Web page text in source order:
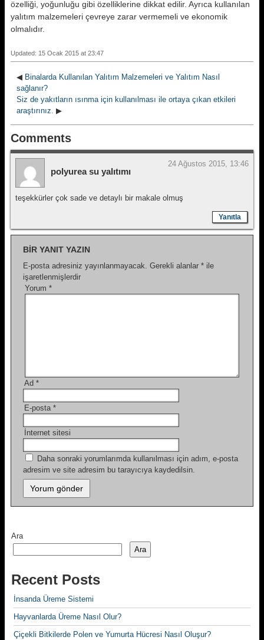
özelliği, yoğunluğu gibi özelliklerine dikkat edilir. Ayrıca kullanılan
yalıtım malzemeleri çevreye zarar vermemeli ve ekonomik
olmalıdır.
Updated: 15 Ocak 2015 at 23:47
◀ Binalarda Kullanılan Yalıtım Malzemeleri ve Yalıtım Nasıl
sağlanır?
Siz de yakıtların ısınma için kullanılması ile ortaya çıkan etkileri
araştırınız. ▶
Comments
polyurea su yalıtımı
24 Ağustos 2015, 13:46
teşekkürler çok sade ve detaylı bir makale olmuş
Yanıtla
BIR YANIT YAZIN
E-posta adresiniz yayınlanmayacak. Gerekli alanlar * ile
işaretlenmişlerdir
Yorum *
Ad *
E-posta *
İnternet sitesi
Daha sonraki yorumlarımda kullanılması için adım, e-posta
adresim ve site adresim bu tarayıcıya kaydedilsin.
Ara
Ara
Recent Posts
İnsanda Üreme Sistemi
Hayvanlarda Üreme Nasıl Olur?
Çiçekli Bitkilerde Polen ve Yumurta Hücresi Nasıl Oluşur?